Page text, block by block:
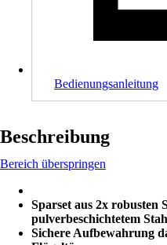
Bedienungsanleitung
Beschreibung
Bereich überspringen
Sparset aus 2x robusten
pulverbeschichtetem
Sichere Aufbewahrung